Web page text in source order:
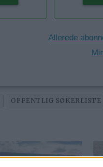
Allerede
OFFENTLIG SØKERLISTE